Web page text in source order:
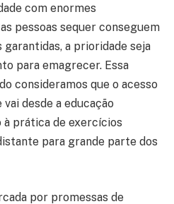
com enormes
pessoas sequer conseguem
a prioridade seja
para emagrecer. Essa
consideramos que o acesso
vai desde a educação
prática de exercícios
para grande parte dos
por promessas de